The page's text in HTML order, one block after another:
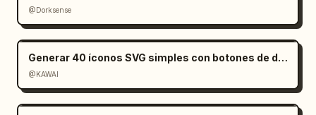
@Dorksense
Generar 40 íconos SVG simples con botones de descarga
@KAWAI